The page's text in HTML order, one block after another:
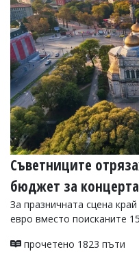
УКРАЙНА
СПОРТ
РАЗСЛЕДВАНЕ
БИЗНЕС
ЮГ
Управители:
Веселин
Василев,
email:
v.vasilev@flagman.bg
Катя
Касабова,
еmail:k.kassabova@flagman.bg
редактор:
Съветниците
бюджет за
За празничната сцена
евро вместо поисканите
прочетено 1823 пъти